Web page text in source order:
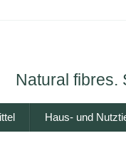
Natural fibres.
Haus- und